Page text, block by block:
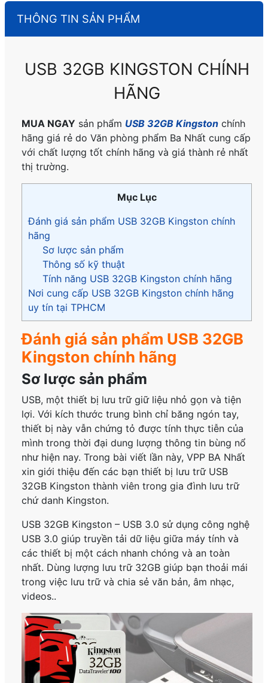
THÔNG TIN SẢN PHẨM
USB 32GB KINGSTON CHÍNH
HÃNG
MUA NGAY sản phẩm USB 32GB Kingston chính
hãng giá rẻ do Văn phòng phẩm Ba Nhất cung cấp
với chất lượng tốt chính hãng và giá thành rẻ nhất
thị trường.
Mục Lục
Đánh giá sản phẩm USB 32GB Kingston chính
hãng
Sơ lược sản phẩm
Thông số kỹ thuật
Tính năng USB 32GB Kingston chính hãng
Nơi cung cấp USB 32GB Kingston chính hãng
uy tín tại TPHCM
Đánh giá sản phẩm USB 32GB
Kingston chính hãng
Sơ lược sản phẩm
USB, một thiết bị lưu trữ giữ liệu nhỏ gọn và tiện
lợi. Với kích thước trung bình chỉ băng ngón tay,
thiết bị này vẫn chứng tỏ được tính thực tiễn của
mình trong thời đại dung lượng thông tin bùng nổ
như hiện nay. Trong bài viết lần này, VPP BA Nhất
xin giới thiệu đến các bạn thiết bị lưu trữ USB
32GB Kingston thành viên trong gia đình lưu trữ
chứ danh Kingston.
USB 32GB Kingston – USB 3.0 sử dụng công nghệ
USB 3.0 giúp truyền tải dữ liệu giữa máy tính và
các thiết bị một cách nhanh chóng và an toàn
nhất. Dùng lượng lưu trữ 32GB giúp bạn thoải mái
trong việc lưu trữ và chia sẻ văn bản, âm nhạc,
videos..